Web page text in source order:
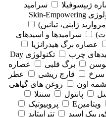
ژیپسوفیلا
سرامید
تکنولوژی Skin-Empowering
سرامیدها و اسیدهای
عصاره برگ هیدرانژیا
چرب
تکنولوژی Day
برگ قلبی
عصاره
سرخ قارچ ریشی
عطر
اون
روغن های گیاهی
پانتول
سنتلا
ویتامینE
پروبیوتیک
اسید تتراپپتاید